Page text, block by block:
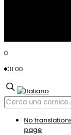
0
€0.00
No
page